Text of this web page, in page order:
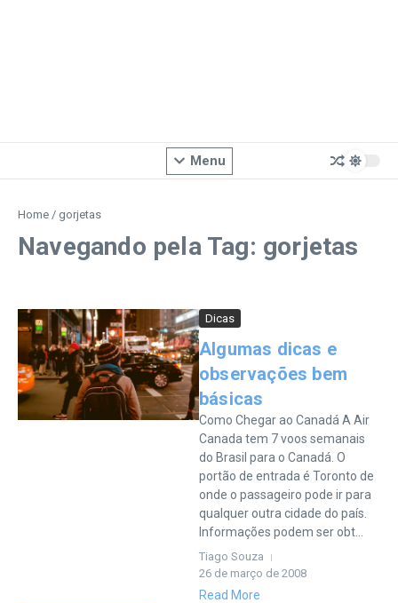
Menu
Home / gorjetas
Navegando pela Tag: gorjetas
Dicas
Algumas dicas e
observações bem
básicas
Como Chegar ao Canadá A Air
Canada tem 7 voos semanais
do Brasil para o Canadá. O
portão de entrada é Toronto de
onde o passageiro pode ir para
qualquer outra cidade do país.
Informações podem ser obt...
Tiago Souza
26 de março de 2008
Read More